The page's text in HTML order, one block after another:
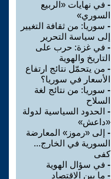
- في نهايات «الربيع
السوري»
- سوريا: من ثقافة التغيير
إلى سياسة التحرير
- في غزة: حرب على
التاريخ والهوية
- من يتحمّل نتائج ارتفاع
الأسعار في سوريا؟
- سوريا: من نتائج لغة
السلاح
- الحدود السياسية لدولة
«داعش»
- إلى «رموز» المعارضة
السورية في الخارج...
كفى
- في سؤال الهوية
- ما بين الاقتصاد